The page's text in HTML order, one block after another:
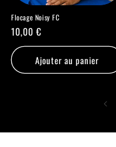
Flocage Noisy FC
Prix
habituel
10,00 €
Ajouter au panier